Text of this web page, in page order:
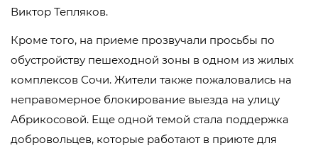
Виктор Тепляков.
Кроме того, на приеме прозвучали просьбы по
обустройству пешеходной зоны в одном из жилых
комплексов Сочи. Жители также пожаловались на
неправомерное блокирование выезда на улицу
Абрикосовой. Еще одной темой стала поддержка
добровольцев, которые работают в приюте для